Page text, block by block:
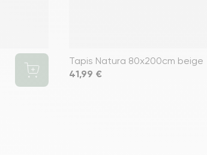
Tapis Natura 80x200cm beige
Prix
41,99 €